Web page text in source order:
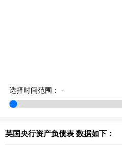
选择时间范围： -
英国央行资产负债表 数据如下：